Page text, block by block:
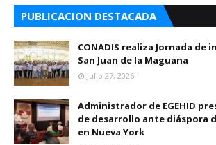
PUBLICACION DESTACADA
CONADIS realiza Jornada de
San Juan de la Maguana
Julio 27, 2026
Administrador de EGEHID
de desarrollo ante diáspora
en Nueva York